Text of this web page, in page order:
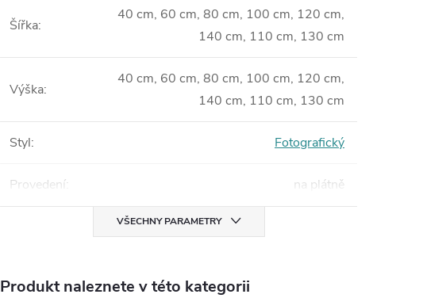
Šířka:
40 cm, 60 cm, 80 cm, 100 cm, 120 cm,
140 cm, 110 cm, 130 cm
Výška:
40 cm, 60 cm, 80 cm, 100 cm, 120 cm,
140 cm, 110 cm, 130 cm
Styl: Fotografický
Provedení: na plátně
VŠECHNY PARAMETRY
Produkt naleznete v této kategorii